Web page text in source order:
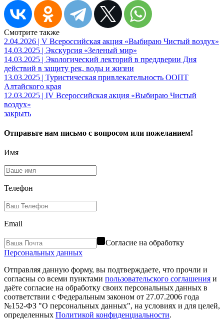
Смотрите также
2.04.2026 | V Всероссийская акция «Выбираю Чистый воздух»
14.03.2025 | Экскурсия «Зеленый мир»
14.03.2025 | Экологический лекторий в преддверии Дня
действий в защиту рек, воды и жизни
13.03.2025 | Туристическая привлекательность ООПТ
Алтайского края
12.03.2025 | IV Всероссийская акция «Выбираю Чистый
воздух»
закрыть
Отправьте нам письмо с вопросом или пожеланием!
Имя
Телефон
Email
Согласие на обработку
Персональных данных
Отправляя данную форму, вы подтверждаете, что прочли и
согласны со всеми пунктами пользовательского соглашения и
даёте согласие на обработку своих персональных данных в
соответствии с Федеральным законом от 27.07.2006 года
№152-ФЗ "О персональных данных", на условиях и для целей,
определенных Политикой конфиденциальности.